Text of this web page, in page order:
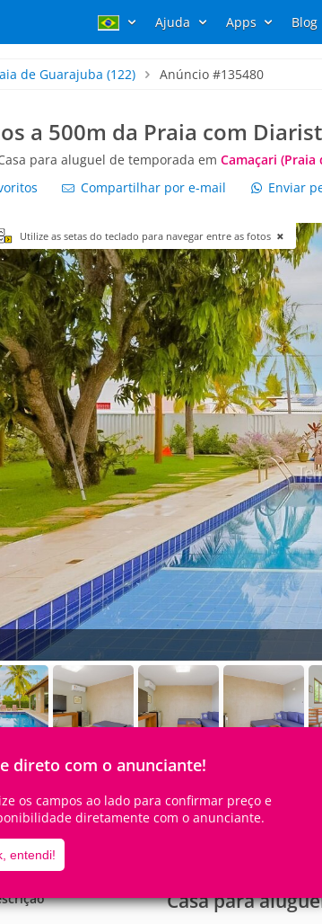
Ajuda Apps Blog
de Guarajuba (122) Anúncio #135480
a 500m da Praia com
para aluguel de temporada em Camaçari (Praia
Compartilhar por e-mail Enviar
direto com o anunciante!
os campos ao lado para confirmar preço e
diretamente com o anunciante.
entendi!
Utilize as setas do teclado para navegar entre as fotos
16Pessoas 6Quartos
Casa para